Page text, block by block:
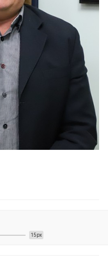
15px